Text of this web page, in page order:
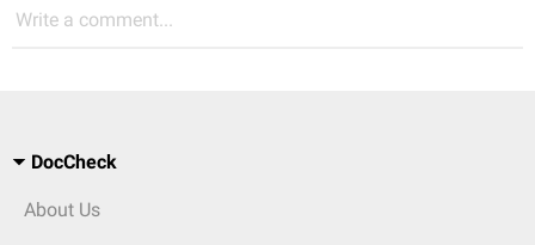
Write a comment...
DocCheck
About Us